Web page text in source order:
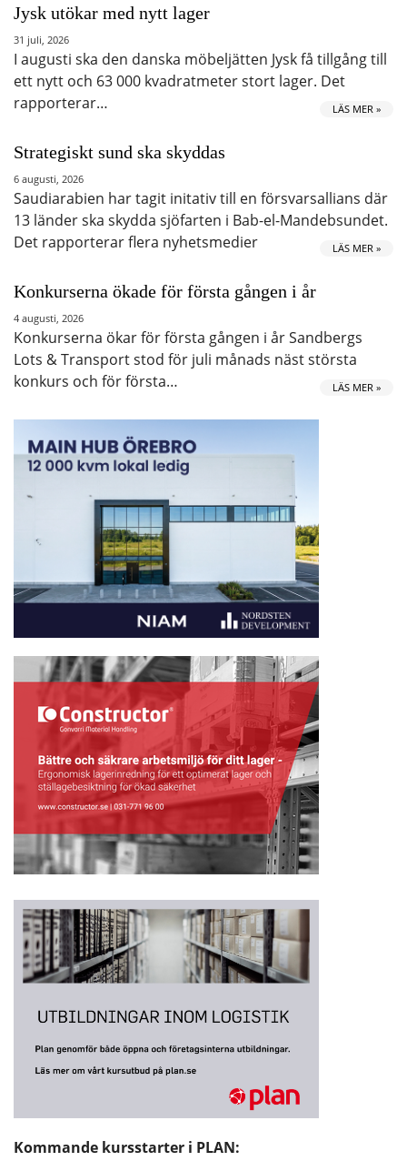
Jysk utökar med nytt lager
31 juli, 2026
I augusti ska den danska möbeljätten Jysk få tillgång till
ett nytt och 63 000 kvadratmeter stort lager. Det
rapporterar…
LÄS MER »
Strategiskt sund ska skyddas
6 augusti, 2026
Saudiarabien har tagit initativ till en försvarsallians där
13 länder ska skydda sjöfarten i Bab-el-Mandebsundet.
Det rapporterar flera nyhetsmedier
LÄS MER »
Konkurserna ökade för första gången i år
4 augusti, 2026
Konkurserna ökar för första gången i år Sandbergs
Lots & Transport stod för juli månads näst största
konkurs och för första…
LÄS MER »
Kommande kursstarter i PLAN: